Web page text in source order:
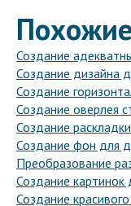
Создание
Создание дизайна
Создание
Создание оверлея
Создание
Создание фон для
Преобразование
Создание картинок
Создание